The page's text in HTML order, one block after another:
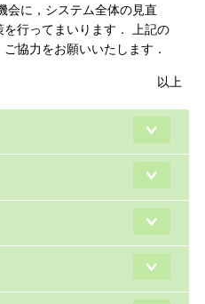
会に，システム全体の見直
行ってまいります． 上記の
協力をお願いいたします．
以上